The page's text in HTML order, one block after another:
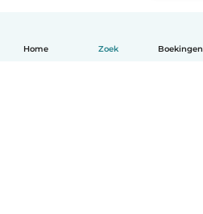
Home Zoek Boekingen